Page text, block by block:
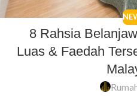
8 Rahsia
Luas & Faedah